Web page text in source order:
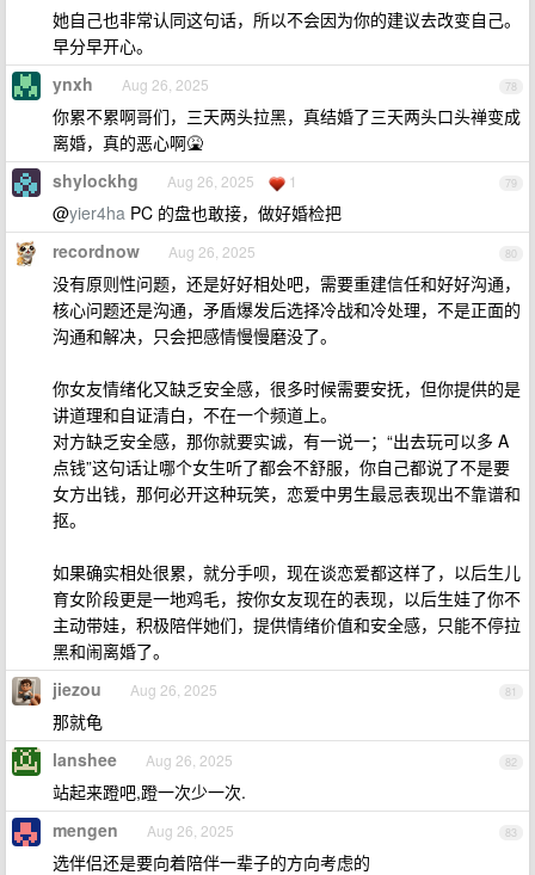
她自己也非常认同这句话，所以不会因为你的建议去改变自己。
早分早开心。
78
ynxh Aug 26, 2025
你累不累啊哥们，三天两头拉黑，真结婚了三天两头口头禅变成
离婚，真的恶心啊🤮
79
shylockhg Aug 26, 2025 1
@yier4ha PC 的盘也敢接，做好婚检把
80
recordnow Aug 26, 2025
没有原则性问题，还是好好相处吧，需要重建信任和好好沟通，
核心问题还是沟通，矛盾爆发后选择冷战和冷处理，不是正面的
沟通和解决，只会把感情慢慢磨没了。
你女友情绪化又缺乏安全感，很多时候需要安抚，但你提供的是
讲道理和自证清白，不在一个频道上。
对方缺乏安全感，那你就要实诚，有一说一；“出去玩可以多 A
点钱”这句话让哪个女生听了都会不舒服，你自己都说了不是要
女方出钱，那何必开这种玩笑，恋爱中男生最忌表现出不靠谱和
抠。
如果确实相处很累，就分手呗，现在谈恋爱都这样了，以后生儿
育女阶段更是一地鸡毛，按你女友现在的表现，以后生娃了你不
主动带娃，积极陪伴她们，提供情绪价值和安全感，只能不停拉
黑和闹离婚了。
81
jiezou Aug 26, 2025
那就龟
82
lanshee Aug 26, 2025
站起来蹬吧,蹬一次少一次.
83
mengen Aug 26, 2025
选伴侣还是要向着陪伴一辈子的方向考虑的